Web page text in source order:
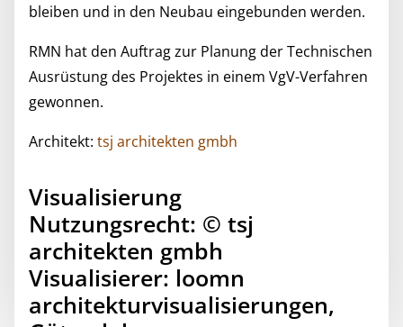
bleiben und in den Neubau eingebunden werden.
RMN hat den Auftrag zur Planung der Technischen
Ausrüstung des Projektes in einem VgV-Verfahren
gewonnen.
Architekt: tsj architekten gmbh
Visualisierung
Nutzungsrecht: © tsj
architekten gmbh
Visualisierer: loomn
architekturvisualisierungen,